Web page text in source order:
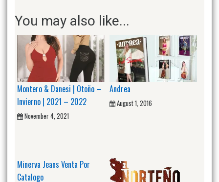
You may also like...
Montero & Danesi | Otoño –
Invierno | 2021 – 2022
November 4, 2021
Andrea
August 1, 2016
Minerva Jeans Venta Por
Catalogo